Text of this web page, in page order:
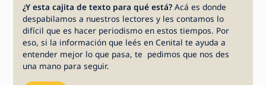
¿Y esta cajita de texto para qué está?Acá es donde
despabilamos a nuestros lectores y les contamos lo
difícil que es hacer periodismo en estos tiempos. Por
eso, si la información que leés en Cenital te ayuda a
entender mejor lo que pasa, te pedimos que nos des
una mano para seguir.